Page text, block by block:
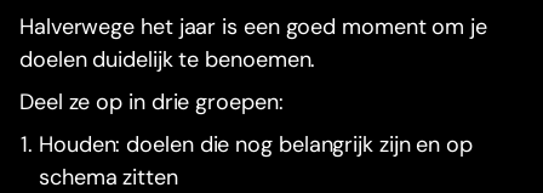
Halverwege het jaar is een goed moment om je
doelen duidelijk te benoemen.
Deel ze op in drie groepen:
Houden: doelen die nog belangrijk zijn en op
schema zitten